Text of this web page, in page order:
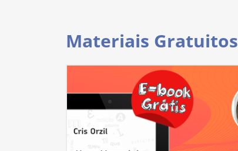
Materiais Gratuitos